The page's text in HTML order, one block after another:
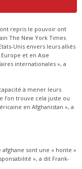
repris le pouvoir ont
The New York Times
Unis envers leurs alliés
et en Asie
internationales », a
à mener leurs
l’on trouve cela juste ou
en Afghanistan », a
sont une « honte »
», a dit Frank-